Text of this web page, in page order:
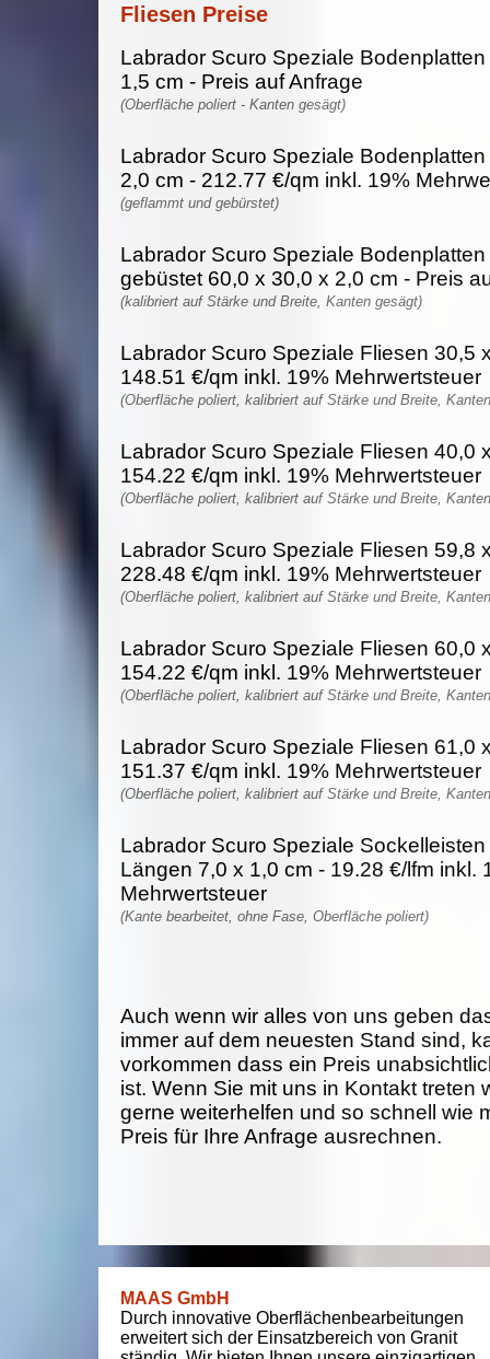
Fliesen Preise
Labrador Scuro Speziale
1,5 cm - Preis auf Anfrage
(Oberfläche poliert - Kanten gesägt)
Labrador Scuro Speziale
2,0 cm - 212.77 €/qm inkl. 19%
(geflammt und gebürstet)
Labrador Scuro Speziale
gebüstet 60,0 x 30,0 x 2,0 cm - Preis
(kalibriert auf Stärke und Breite, Kanten gesägt)
Labrador Scuro Speziale Fliesen 30,5
148.51 €/qm inkl. 19% Mehrwertsteuer
(Oberfläche poliert, kalibriert auf Stärke und Breite,
Labrador Scuro Speziale Fliesen 40,0
154.22 €/qm inkl. 19% Mehrwertsteuer
(Oberfläche poliert, kalibriert auf Stärke und Breite,
Labrador Scuro Speziale Fliesen 59,8
228.48 €/qm inkl. 19% Mehrwertsteuer
(Oberfläche poliert, kalibriert auf Stärke und Breite,
Labrador Scuro Speziale Fliesen 60,0
154.22 €/qm inkl. 19% Mehrwertsteuer
(Oberfläche poliert, kalibriert auf Stärke und Breite,
Labrador Scuro Speziale Fliesen 61,0
151.37 €/qm inkl. 19% Mehrwertsteuer
(Oberfläche poliert, kalibriert auf Stärke und Breite,
Labrador Scuro Speziale
Längen 7,0 x 1,0 cm - 19.28 €/lfm inkl.
Mehrwertsteuer
(Kante bearbeitet, ohne Fase, Oberfläche poliert)
Auch wenn wir alles von uns geben
immer auf dem neuesten Stand sind,
vorkommen dass ein Preis
ist. Wenn Sie mit uns in Kontakt treten
gerne weiterhelfen und so schnell wie
Preis für Ihre Anfrage ausrechnen.
MAAS GmbH
Durch innovative Oberflächenbearbeitungen
erweitert sich der Einsatzbereich von Granit